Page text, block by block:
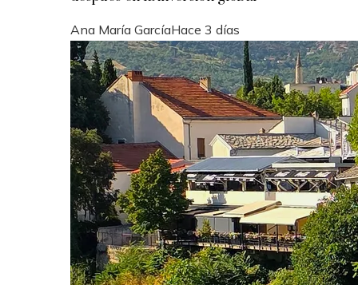
Ana María GarcíaHace 3 días